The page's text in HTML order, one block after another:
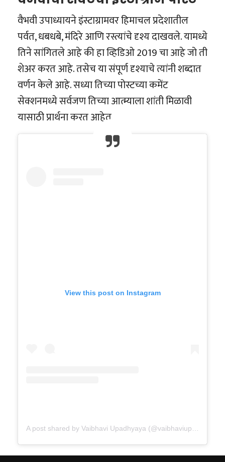
वैभवी उपाध्यायने इंस्टाग्रामवर हिमाचल प्रदेशातील
पर्वत, धबधबे, मंदिरे आणि रस्त्यांचे दृश्य दाखवले. यामध्ये
तिने सांगितले आहे की हा व्हिडिओ 2019 चा आहे जो ती
शेअर करत आहे. तसेच या संपूर्ण दृश्याचे त्यांनी शब्दात
वर्णन केले आहे. सध्या तिच्या पोस्टच्या कमेंट
सेक्शनमध्ये सर्वजण तिच्या आत्म्याला शांती मिळावी
यासाठी प्रार्थना करत आहेत.
View this post on Instagram